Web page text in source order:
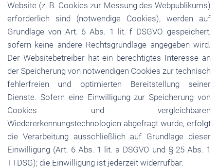
Website (z. B. Cookies zur Messung des Webpublikums)
erforderlich sind (notwendige Cookies), werden auf
Grundlage von Art. 6 Abs. 1 lit. f DSGVO gespeichert,
sofern keine andere Rechtsgrundlage angegeben wird.
Der Websitebetreiber hat ein berechtigtes Interesse an
der Speicherung von notwendigen Cookies zur technisch
fehlerfreien und optimierten Bereitstellung seiner
Dienste. Sofern eine Einwilligung zur Speicherung von
Cookies und vergleichbaren
Wiedererkennungstechnologien abgefragt wurde, erfolgt
die Verarbeitung ausschließlich auf Grundlage dieser
Einwilligung (Art. 6 Abs. 1 lit. a DSGVO und § 25 Abs. 1
TTDSG); die Einwilligung ist jederzeit widerrufbar.